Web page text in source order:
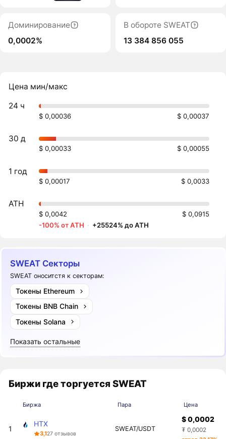
Доминирование
0,0002%
В обороте SWEAT
13 384 856 055
Цена мин/макс
24 ч
$ 0,00036 $ 0,00037
30 д
$ 0,00033 $ 0,00055
1 год
$ 0,00017 $ 0,0033
ATH
$ 0,0042
$ 0,0915
-100% от ATH · +25524% до ATH
SWEAT Секторы
SWEAT оноситстя к секторам:
Токены Ethereum
Токены BNB Chain
Токены Solana
Показать остальные
Биржи где торгуется SWEAT
Биржа Пара Цена
1
HTX
3,127 отзывов
SWEAT/USDT
$ 0,0002
₮ 0,0002